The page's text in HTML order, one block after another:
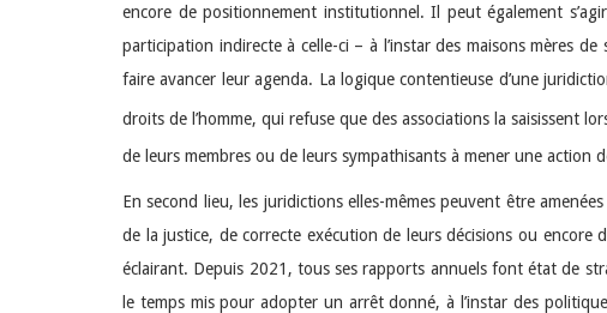
encore de positionnement institutionnel. Il peut également
participation indirecte à celle-ci – à l’instar des maisons mères
faire avancer leur agenda. La logique contentieuse d’une
droits de l’homme, qui refuse que des associations la saisissent
de leurs membres ou de leurs sympathisants à mener une action
En second lieu, les juridictions elles-mêmes peuvent être
de la justice, de correcte exécution de leurs décisions ou encore
éclairant. Depuis 2021, tous ses rapports annuels font état de
le temps mis pour adopter un arrêt donné, à l’instar des